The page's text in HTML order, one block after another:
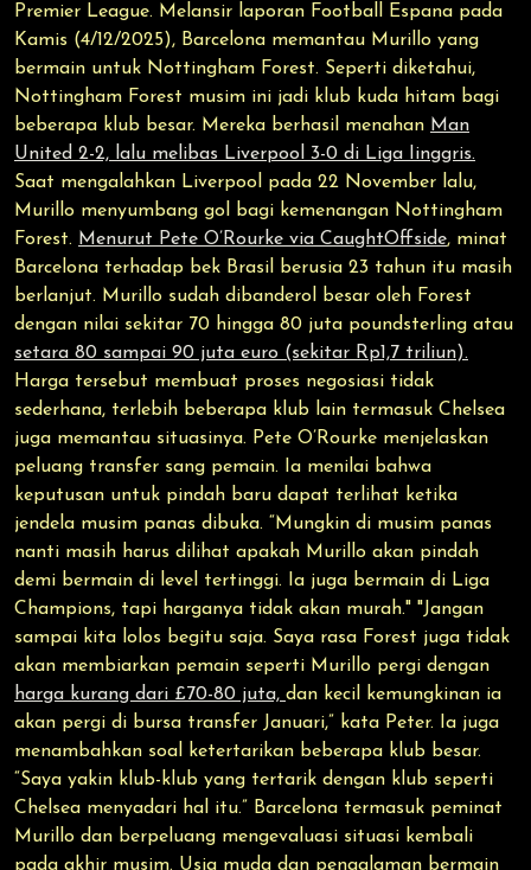
Premier League. Melansir laporan Football Espana pada
Kamis (4/12/2025), Barcelona memantau Murillo yang
bermain untuk Nottingham Forest. Seperti diketahui,
Nottingham Forest musim ini jadi klub kuda hitam bagi
beberapa klub besar. Mereka berhasil menahan Man
United 2-2, lalu melibas Liverpool 3-0 di Liga Iinggris.
Saat mengalahkan Liverpool pada 22 November lalu,
Murillo menyumbang gol bagi kemenangan Nottingham
Forest. Menurut Pete O’Rourke via CaughtOffside, minat
Barcelona terhadap bek Brasil berusia 23 tahun itu masih
berlanjut. Murillo sudah dibanderol besar oleh Forest
dengan nilai sekitar 70 hingga 80 juta poundsterling atau
setara 80 sampai 90 juta euro (sekitar Rp1,7 triliun).
Harga tersebut membuat proses negosiasi tidak
sederhana, terlebih beberapa klub lain termasuk Chelsea
juga memantau situasinya. Pete O’Rourke menjelaskan
peluang transfer sang pemain. Ia menilai bahwa
keputusan untuk pindah baru dapat terlihat ketika
jendela musim panas dibuka. “Mungkin di musim panas
nanti masih harus dilihat apakah Murillo akan pindah
demi bermain di level tertinggi. Ia juga bermain di Liga
Champions, tapi harganya tidak akan murah." "Jangan
sampai kita lolos begitu saja. Saya rasa Forest juga tidak
akan membiarkan pemain seperti Murillo pergi dengan
harga kurang dari £70-80 juta, dan kecil kemungkinan ia
akan pergi di bursa transfer Januari,” kata Peter. Ia juga
menambahkan soal ketertarikan beberapa klub besar.
“Saya yakin klub-klub yang tertarik dengan klub seperti
Chelsea menyadari hal itu.” Barcelona termasuk peminat
Murillo dan berpeluang mengevaluasi situasi kembali
pada akhir musim. Usia muda dan pengalaman bermain